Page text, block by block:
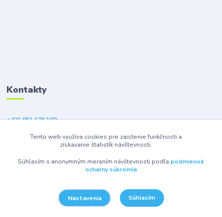
Kontakty
+421 951 176 100
eshop@gsm1.sk
Tento web využíva cookies pre zaistenie funkčnosti a
získavanie štatistík návštevnosti.
Súhlasím s anonymným meraním návštevnosti podľa podmienok
ocharny súkromia
Nastavenia Súhlasím